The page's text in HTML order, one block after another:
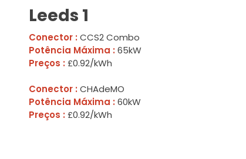
Leeds 1
Conector : CCS2 Combo
Potência Máxima : 65kW
Preços : £0.92/kWh
Conector : CHAdeMO
Potência Máxima : 60kW
Preços : £0.92/kWh